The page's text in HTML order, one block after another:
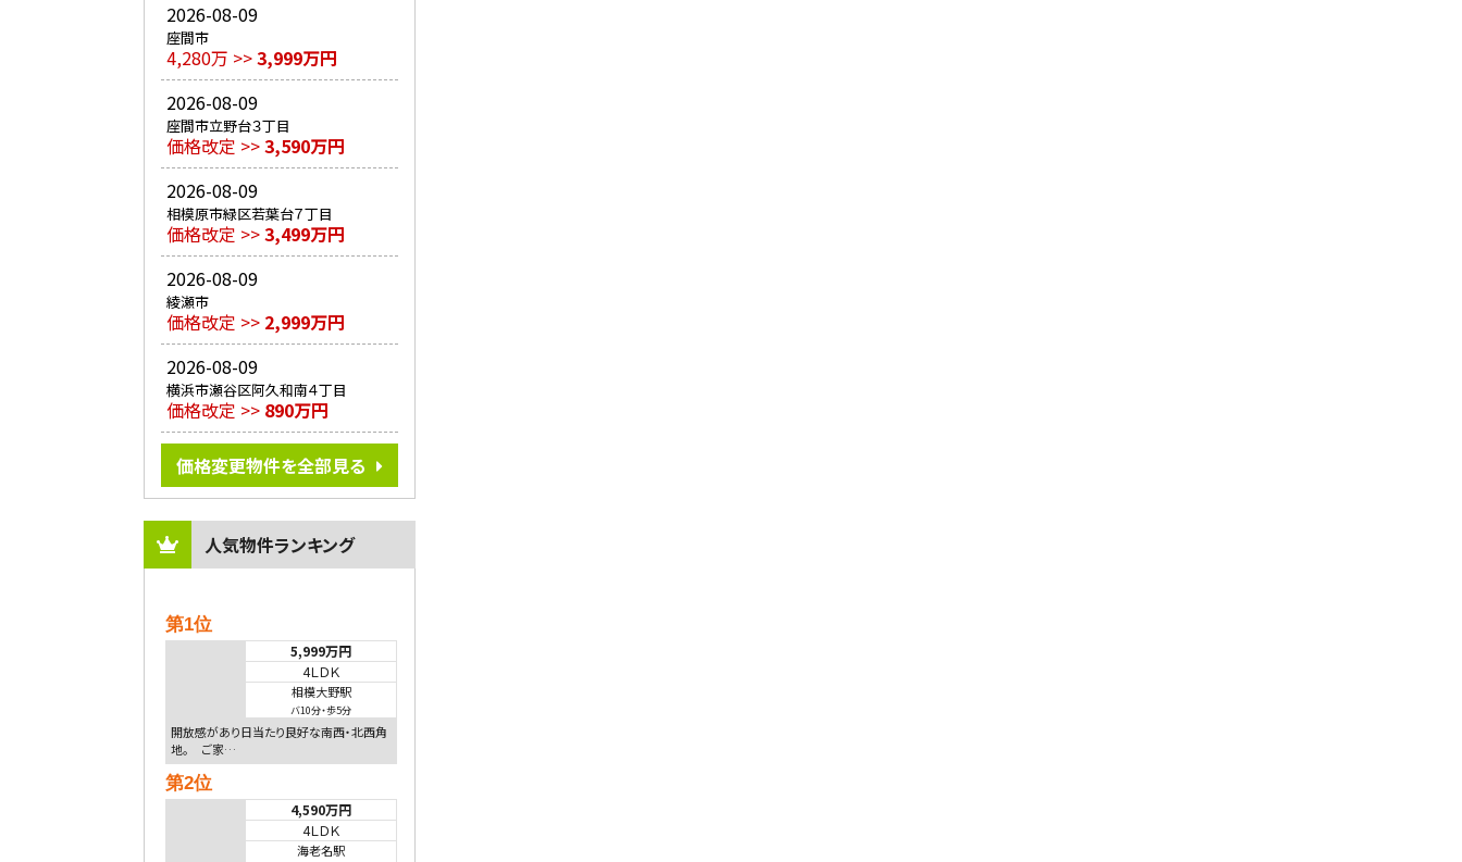
2026-08-09
座間市
4,280万 >>3,999万円
2026-08-09
座間市立野台３丁目
価格改定 >>3,590万円
2026-08-09
相模原市緑区若葉台７丁目
価格改定 >>3,499万円
2026-08-09
綾瀬市
価格改定 >> 2,999万円
2026-08-09
横浜市瀬谷区阿久和南４丁目
価格改定 >> 890万円
価格変更物件を全部見る
人気物件ランキング
第1位
5,999万円
4ＬＤＫ
相模大野駅
バ10分・歩5分
開放感があり日当たり良好な南西・北西角
地。 ご家…
第2位
4,590万円
4ＬＤＫ
海老名駅